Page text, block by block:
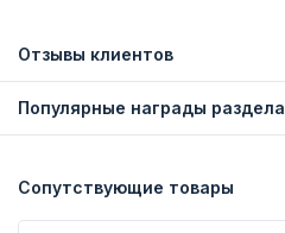
Отзывы клиентов
Популярные награды раздела
Сопутствующие товары